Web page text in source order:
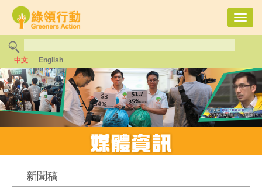
中文 English
新聞稿